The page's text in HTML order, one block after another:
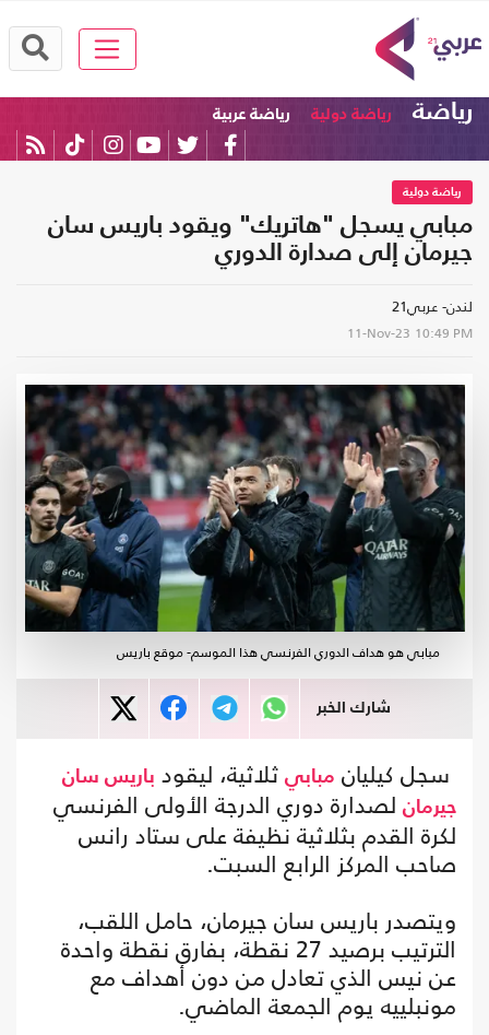
رياضة رياضة دولية رياضة عربية
رياضة دولية
مبابي يسجل "هاتريك" ويقود باريس سان
جيرمان إلى صدارة الدوري
لندن- عربي21
11-Nov-23 10:49 PM
مبابي هو هداف الدوري الفرنسي هذا الموسم- موقع باريس
شارك الخبر
سجل كيليان مبابي ثلاثية، ليقود باريس سان
جيرمان لصدارة دوري الدرجة الأولى الفرنسي
لكرة القدم بثلاثية نظيفة على ستاد رانس
صاحب المركز الرابع السبت.
ويتصدر باريس سان جيرمان، حامل اللقب،
الترتيب برصيد 27 نقطة، بفارق نقطة واحدة
عن نيس الذي تعادل من دون أهداف مع
مونبلييه يوم الجمعة الماضي.